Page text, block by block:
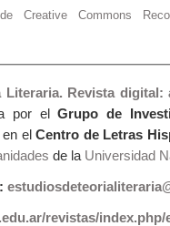
Creative Commons
Literaria. Revista
por elGrupo de
en elCentro de Letras
de laUniversidad
revistas/index.php/